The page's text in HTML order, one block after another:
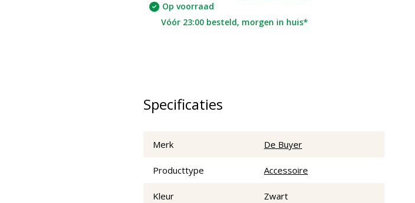
Op voorraad
Vóór 23:00 besteld, morgen in huis*
Specificaties
Merk De Buyer
Producttype Accessoire
Kleur Zwart